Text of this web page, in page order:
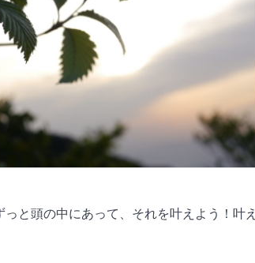
と頭の中にあって、それを叶えよう！叶え